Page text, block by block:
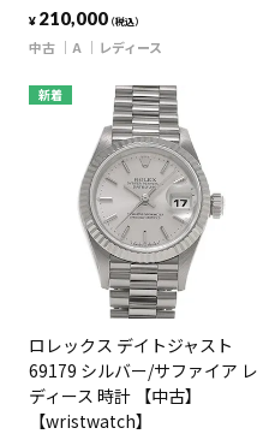
¥ 210,000（税込）
中古 A レディース
新着
ロレックス デイトジャスト
69179 シルバー/サファイア レ
ディース 時計 【中古】
【wristwatch】